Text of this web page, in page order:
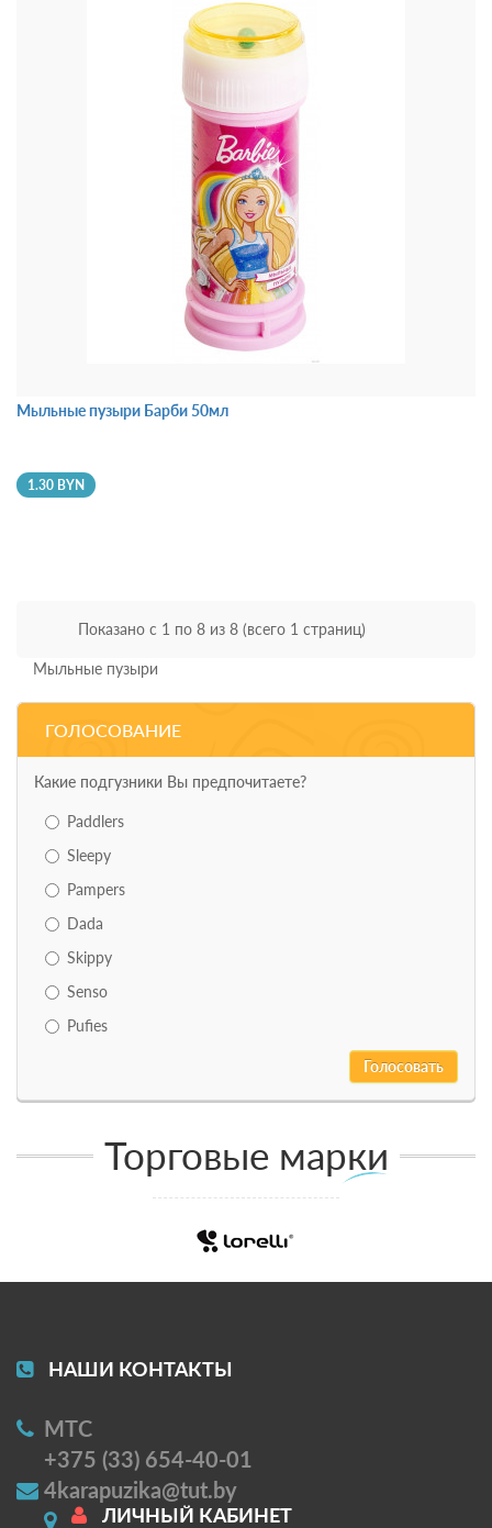
Мыльные пузыри Барби 50мл
1.30 BYN
Показано с 1 по 8 из 8 (всего 1 страниц)
Мыльные пузыри
ГОЛОСОВАНИЕ
Какие подгузники Вы предпочитаете?
Paddlers
Sleepy
Pampers
Dada
Skippy
Senso
Pufies
Торговые марки
НАШИ КОНТАКТЫ
МТС
+375 (33) 654-40-01
4karapuzika@tut.by
ЛИЧНЫЙ КАБИНЕТ